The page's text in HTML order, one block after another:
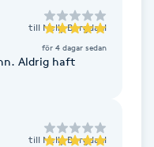
till Nelly Bergdahl
för 4 dagar sedan
Aldrig haft
till Nelly Bergdahl